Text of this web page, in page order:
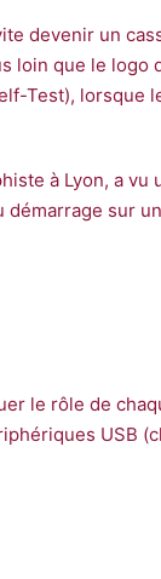
devenir un
loin que le
Test), lorsque
à Lyon, a
sur
le rôle de
USB